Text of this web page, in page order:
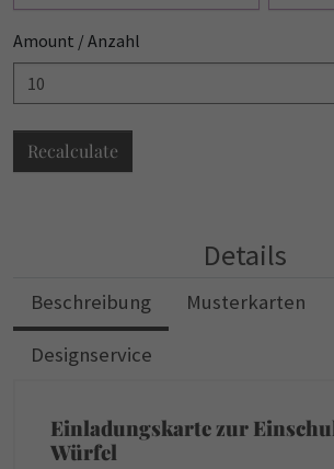
Amount / Anzahl
Recalculate
Details
Beschreibung Musterkarten
Designservice
Einladungskarte zur
Würfel